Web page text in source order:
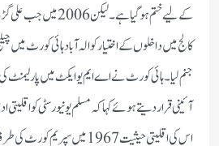
کے لیے ختم ہوگیا ہے۔
کالج میں داخلوں کے اختیار کو الہ آباد ہائی کورٹ میں
جنم لیا۔ہائی کورٹ نے اے ایم یو ایکٹ میں
آئینی قراردیتے ہوئے کہا کہ مسلم یونیورسٹی کو اقلیتی
اس کی اقلیتی حیثیت 1967میں سپریم کورٹ کی طرف سے ختم کی جاچکی ہے۔